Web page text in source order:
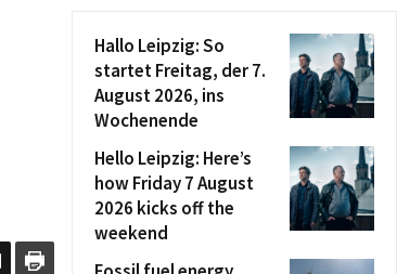
Hallo Leipzig: So
startet Freitag, der 7.
August 2026, ins
Wochenende
Hello Leipzig: Here’s
how Friday 7 August
2026 kicks off the
weekend